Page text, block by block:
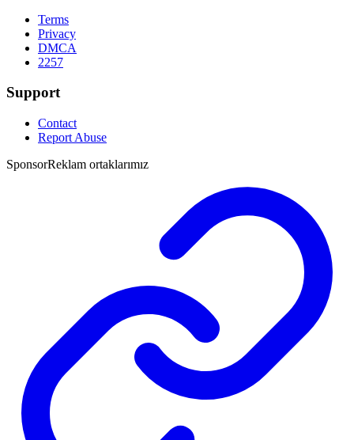
Terms
Privacy
DMCA
2257
Support
Contact
Report Abuse
SponsorReklam ortaklarımız